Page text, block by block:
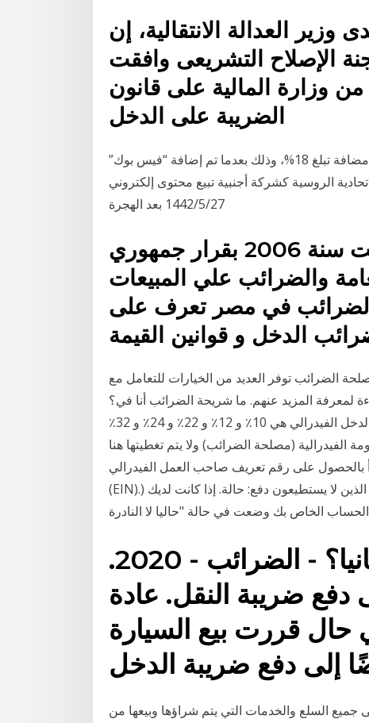
وزير العدالة الانتقالية، إن
الإصلاح التشريعى وافقت
وزارة المالية على قانون
الضريبة على الدخل
وتفرض روسيا على شركة فيس بوك دفع ضريبة قيمة مضافة تبلغ 18%، وذلك بعدما تم إضافة “فيس بوك”
الروسية كشركة أجنبية تبيع محتوى إلكتروني
27‏‏/5‏‏/1442 بعد الهجرة
مصلحة الضرائب المصرية أُنشئت سنة 2006 بقرار جمهوري
والضرائب علي المبيعات
الضرائب في مصر تعرف على
الدخل و قوانين القيمة
الضرائب توفر العديد من الخيارات للتعامل مع
لمعرفة المزيد عنهم. ما شريحة الضرائب أنا في؟
لدى الولايات المتحدة الولايات المتحدة سبع ضرائب على الدخل الفيدرالي هي 10٪ و 12٪ و 22٪ و 24٪ و 32٪
الفيدرالية (مصلحة الضرائب) ولا يتم تغطيتها هنا. (لكن
بالحصول على رقم تعريف صاحب العمل الفيدرالي
(EIN).) مصلحة الضرائب ويوفر العديد من الخيارات لأولئك الذين لا يستطيعون دفع: حالة. إذا كانت لديك
ما هي الضرائب في اسبانيا؟ - الضرائب - 2020.
ضريبة النقل. عادة
يورو. في حال قررت بيع السيارة
السلع والخدمات التي يتم شراؤها وبيعها من